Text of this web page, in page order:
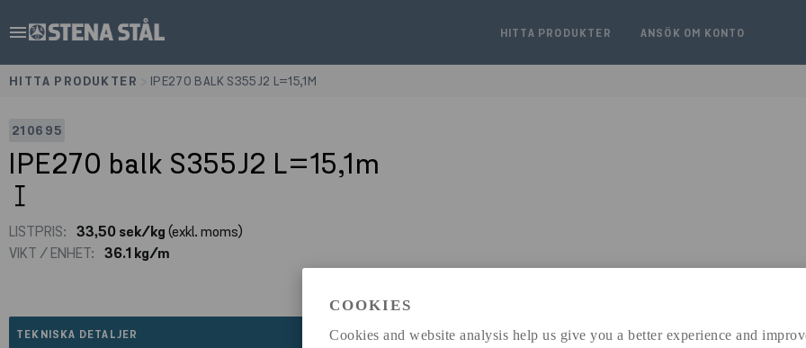
COOKIES
Cookies and website analysis help us give you a better experience and
menu HITTA PRODUKTER ANSÖK OM KONTO
HITTA PRODUKTER IPE270 BALK S355J2 L=15,1M
210695
IPE270 balk S355J2 L=15,1m
LISTPRIS: 33,50 sek/kg(exkl. moms)
VIKT / ENHET: 36.1 kg/m
TEKNISKA DETALJER expand_less DIMENSIONER expand_less